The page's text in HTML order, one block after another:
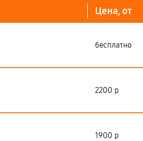
Цена, от
бесплатно
2200 р
1900 р